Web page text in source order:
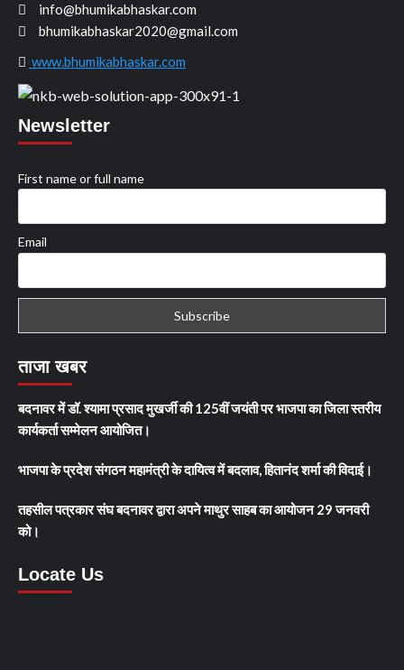
info@bhumikabhaskar.com
bhumikabhaskar2020@gmail.com
www.bhumikabhaskar.com
Newsletter
First name or full name
Email
ताजा खबर
बदनावर में डॉ. श्यामा प्रसाद मुखर्जी की 125वीं जयंती पर भाजपा का जिला स्तरीय
कार्यकर्ता सम्मेलन आयोजित।
भाजपा के प्रदेश संगठन महामंत्री के दायित्व में बदलाव, हितानंद शर्मा की विदाई।
तहसील पत्रकार संघ बदनावर द्वारा अपने माथुर साहब का आयोजन 29 जनवरी
को।
Locate Us